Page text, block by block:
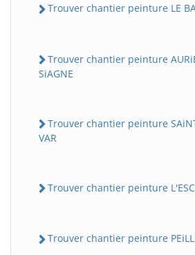
Trouver chantier peinture LE
Trouver chantier peinture
SiAGNE
Trouver chantier peinture
VAR
Trouver chantier peinture
Trouver chantier peinture